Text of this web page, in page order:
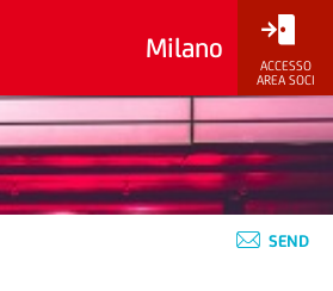
Milano
ACCESSO
AREA SOCI
SEND